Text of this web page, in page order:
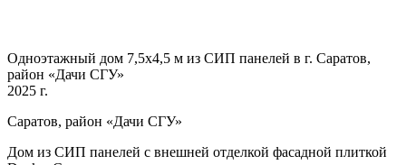
Одноэтажный дом 7,5х4,5 м из СИП панелей в г. Саратов,
район «Дачи СГУ»
2025 г.
Саратов, район «Дачи СГУ»
Дом из СИП панелей с внешней отделкой фасадной плиткой